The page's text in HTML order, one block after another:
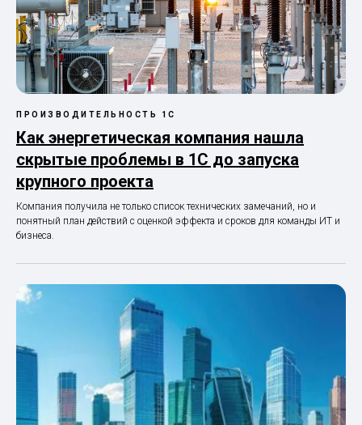
ПРОИЗВОДИТЕЛЬНОСТЬ 1С
Как энергетическая компания нашла
скрытые проблемы в 1С до запуска
крупного проекта
Компания получила не только список технических замечаний, но и
понятный план действий с оценкой эффекта и сроков для команды ИТ и
бизнеса.